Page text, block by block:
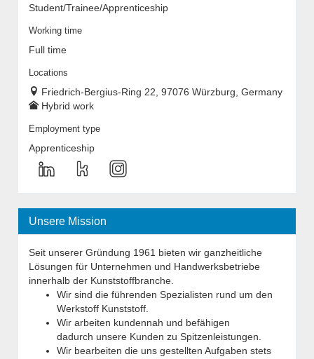
Student/Trainee/Apprenticeship
Working time
Full time
Locations
Friedrich-Bergius-Ring 22, 97076 Würzburg, Germany
Hybrid work
Employment type
Apprenticeship
Unsere Mission
Seit unserer Gründung 1961 bieten wir ganzheitliche
Lösungen für Unternehmen und Handwerksbetriebe
innerhalb der Kunststoffbranche.
Wir sind die führenden Spezialisten rund um den
Werkstoff Kunststoff.
Wir arbeiten kundennah und befähigen
dadurch unsere Kunden zu Spitzenleistungen.
Wir bearbeiten die uns gestellten Aufgaben stets